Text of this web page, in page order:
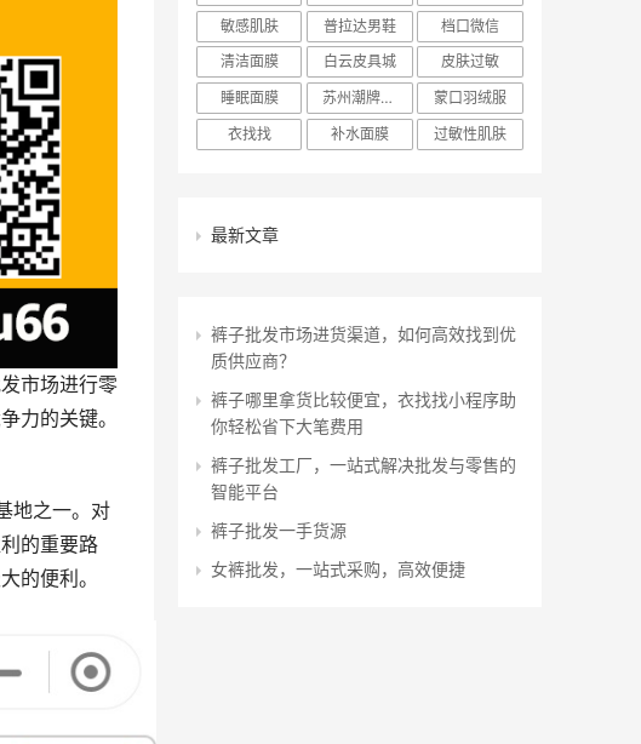
市场进行零
力的关键。
地之一。对
的重要路
的便利。
敏感肌肤
普拉达男鞋
档口微信
清洁面膜
白云皮具城
皮肤过敏
睡眠面膜
苏州潮牌货源
蒙口羽绒服
衣找找
补水面膜 过敏性肌肤
最新文章
裤子批发市场进货渠道，如何高效找到优
质供应商？
裤子哪里拿货比较便宜，衣找找小程序助
你轻松省下大笔费用
裤子批发工厂，一站式解决批发与零售的
智能平台
裤子批发一手货源
女裤批发，一站式采购，高效便捷